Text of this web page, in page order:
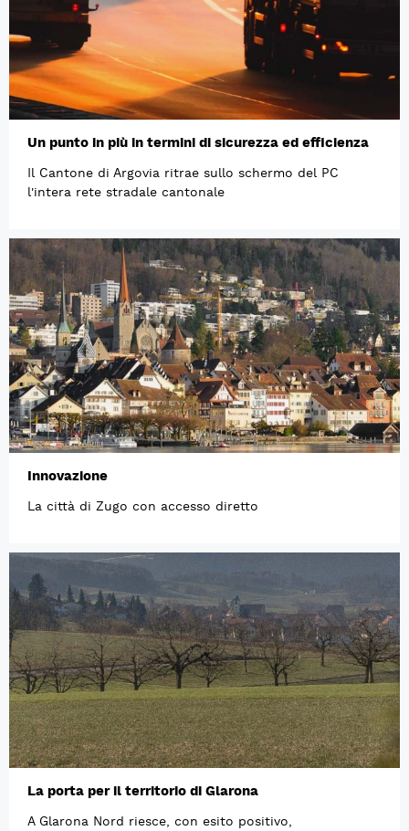
Un punto in più in termini di sicurezza ed efficienza
Il Cantone di Argovia ritrae sullo schermo del PC
l'intera rete stradale cantonale
Innovazione
La città di Zugo con accesso diretto
La porta per il territorio di Glarona
A Glarona Nord riesce, con esito positivo,